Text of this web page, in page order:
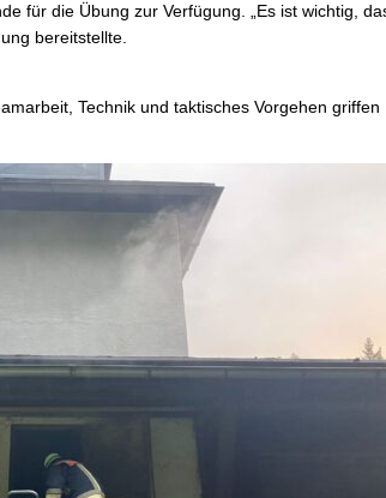
für die Übung zur Verfügung. „Es ist wichtig,
bereitstellte.
Technik und taktisches Vorgehen griffen